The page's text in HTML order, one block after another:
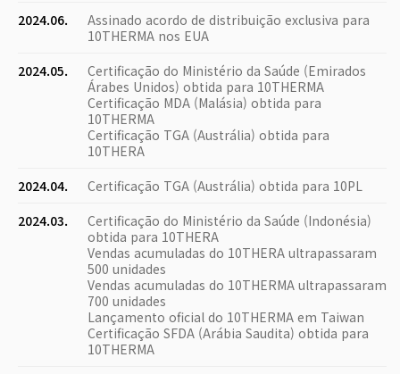
2024.06.
Assinado acordo de distribuição exclusiva para
10THERMA nos EUA
2024.05.
Certificação do Ministério da Saúde (Emirados
Árabes Unidos) obtida para 10THERMA
Certificação MDA (Malásia) obtida para
10THERMA
Certificação TGA (Austrália) obtida para
10THERA
2024.04.
Certificação TGA (Austrália) obtida para 10PL
2024.03.
Certificação do Ministério da Saúde (Indonésia)
obtida para 10THERA
Vendas acumuladas do 10THERA ultrapassaram
500 unidades
Vendas acumuladas do 10THERMA ultrapassaram
700 unidades
Lançamento oficial do 10THERMA em Taiwan
Certificação SFDA (Arábia Saudita) obtida para
10THERMA